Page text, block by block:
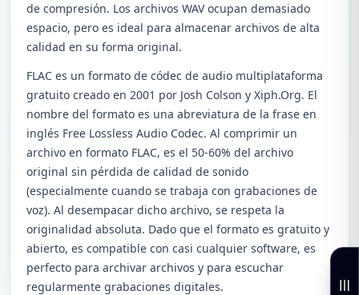
de compresión. Los archivos WAV ocupan demasiado
espacio, pero es ideal para almacenar archivos de alta
calidad en su forma original.
FLAC es un formato de códec de audio multiplataforma
gratuito creado en 2001 por Josh Colson y Xiph.Org. El
nombre del formato es una abreviatura de la frase en
inglés Free Lossless Audio Codec. Al comprimir un
archivo en formato FLAC, es el 50-60% del archivo
original sin pérdida de calidad de sonido
(especialmente cuando se trabaja con grabaciones de
voz). Al desempacar dicho archivo, se respeta la
originalidad absoluta. Dado que el formato es gratuito y
abierto, es compatible con casi cualquier software, es
perfecto para archivar archivos y para escuchar
regularmente grabaciones digitales.